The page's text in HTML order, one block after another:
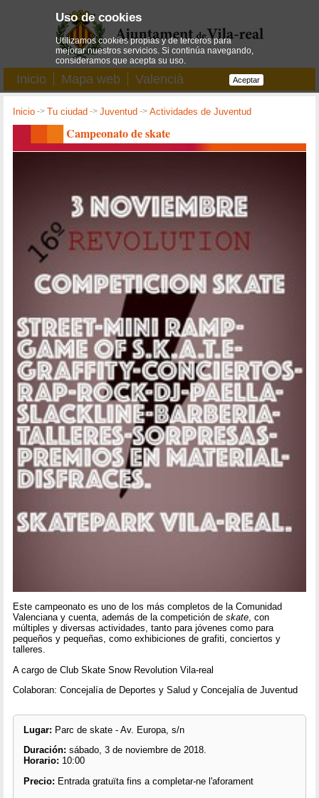
Inicio Mapa web Valencià
Inicio ->Tu ciudad ->Juventud ->Actividades de Juventud
Campeonato de skate
Este campeonato es uno de los más completos de la Comunidad
Valenciana y cuenta, además de la competición deskate, con
múltiples y diversas actividades, tanto para jóvenes como para
pequeños y pequeñas, como exhibiciones de grafiti, conciertos y
talleres.
A cargo de Club Skate Snow Revolution Vila-real
Colaboran: Concejalía de Deportes y Salud y Concejalía de Juventud
Lugar: Parc de skate - Av. Europa, s/n
Duración: sábado, 3 de noviembre de 2018.
Horario: 10:00
Precio: Entrada gratuïta fins a completar-ne l'aforament
Uso de cookies
Utilizamos cookies propias y de terceros para
mejorar nuestros servicios. Si continúa navegando,
consideramos que acepta su uso.
Aceptar